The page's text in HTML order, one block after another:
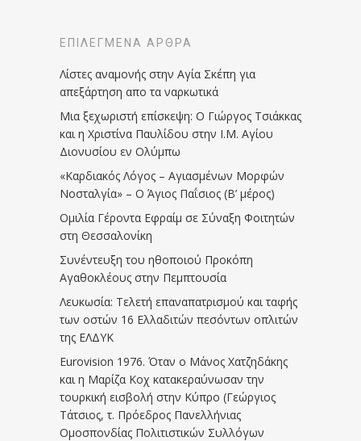
ΕΠΙΛΕΓΜΈΝΑ ΆΡΘΡΑ
Λίστες αναμονής στην Αγία Σκέπη για
απεξάρτηση απο τα ναρκωτικά
Μια ξεχωριστή επίσκεψη: Ο Γιώργος Τσιάκκας
και η Χριστίνα Παυλίδου στην Ι.Μ. Αγίου
Διονυσίου εν Ολύμπω
«Καρδιακός Λόγος – Αγιασμένων Μορφών
Νοσταλγία» – Ο Άγιος Παΐσιος (Β’ μέρος)
Ομιλία Γέροντα Εφραίμ σε Σύναξη Φοιτητών
στη Θεσσαλονίκη
Συνέντευξη του ηθοποιού Προκόπη
Αγαθοκλέους στην Πεμπτουσία
Λευκωσία: Τελετή επαναπατρισμού και ταφής
των οστών 16 Ελλαδιτών πεσόντων οπλιτών
της ΕΛΔΥΚ
Eurovision 1976. Όταν ο Μάνος Χατζηδάκης
και η Μαρίζα Κοχ κατακεραύνωσαν την
τουρκική εισβολή στην Κύπρο (Γεώργιος
Τάτσιος, τ. Πρόεδρος Πανελλήνιας
Ομοσπονδίας Πολιτιστικών Συλλόγων